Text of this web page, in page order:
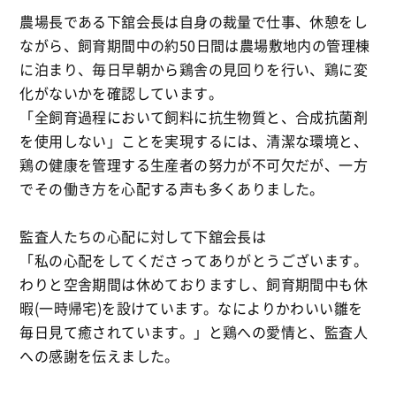
農場長である下舘会長は自身の裁量で仕事、休憩をし
ながら、飼育期間中の約50日間は農場敷地内の管理棟
に泊まり、毎日早朝から鶏舎の見回りを行い、鶏に変
化がないかを確認しています。
「全飼育過程において飼料に抗生物質と、合成抗菌剤
を使用しない」ことを実現するには、清潔な環境と、
鶏の健康を管理する生産者の努力が不可欠だが、一方
でその働き方を心配する声も多くありました。
監査人たちの心配に対して下舘会長は
「私の心配をしてくださってありがとうございます。
わりと空舎期間は休めておりますし、飼育期間中も休
暇(一時帰宅)を設けています。なによりかわいい雛を
毎日見て癒されています。」と鶏への愛情と、監査人
への感謝を伝えました。